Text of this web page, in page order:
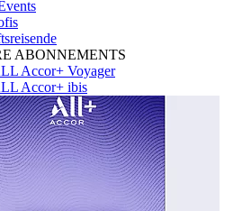
ABONNEMENTS
Accor+ Voyager
Accor+ ibis